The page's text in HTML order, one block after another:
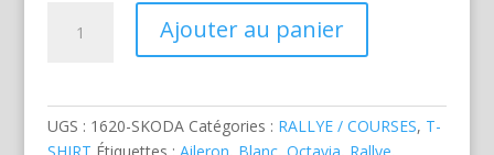
Blanche
Ajouter au panier
UGS : 1620-SKODA Catégories : RALLYE / COURSES, T-